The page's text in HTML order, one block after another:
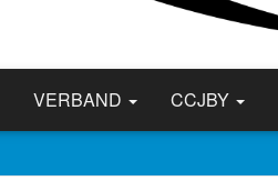
VERBAND CCJBY